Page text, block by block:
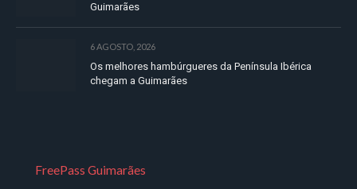
Guimarães
6 AGOSTO, 2026
Os melhores hambúrgueres da Península Ibérica
chegam a Guimarães
FreePass Guimarães